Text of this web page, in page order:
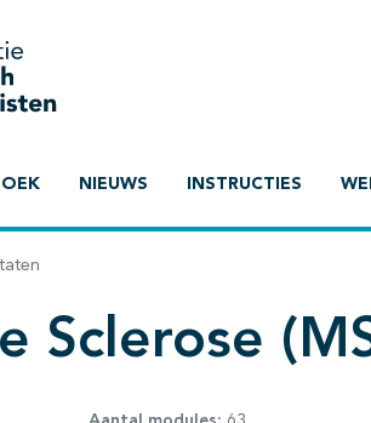
NIEUWS INSTRUCTIES
Sclerose